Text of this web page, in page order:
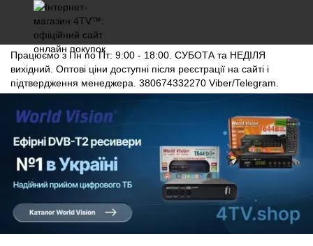
Працюємо з Пн по Пт: 9:00 - 18:00. СУБОТА та НЕДІЛЯ
вихідний. Оптові ціни доступні після реєстрації на сайті і
підтвердження менеджера. 380674332270 Viber/Telegram.